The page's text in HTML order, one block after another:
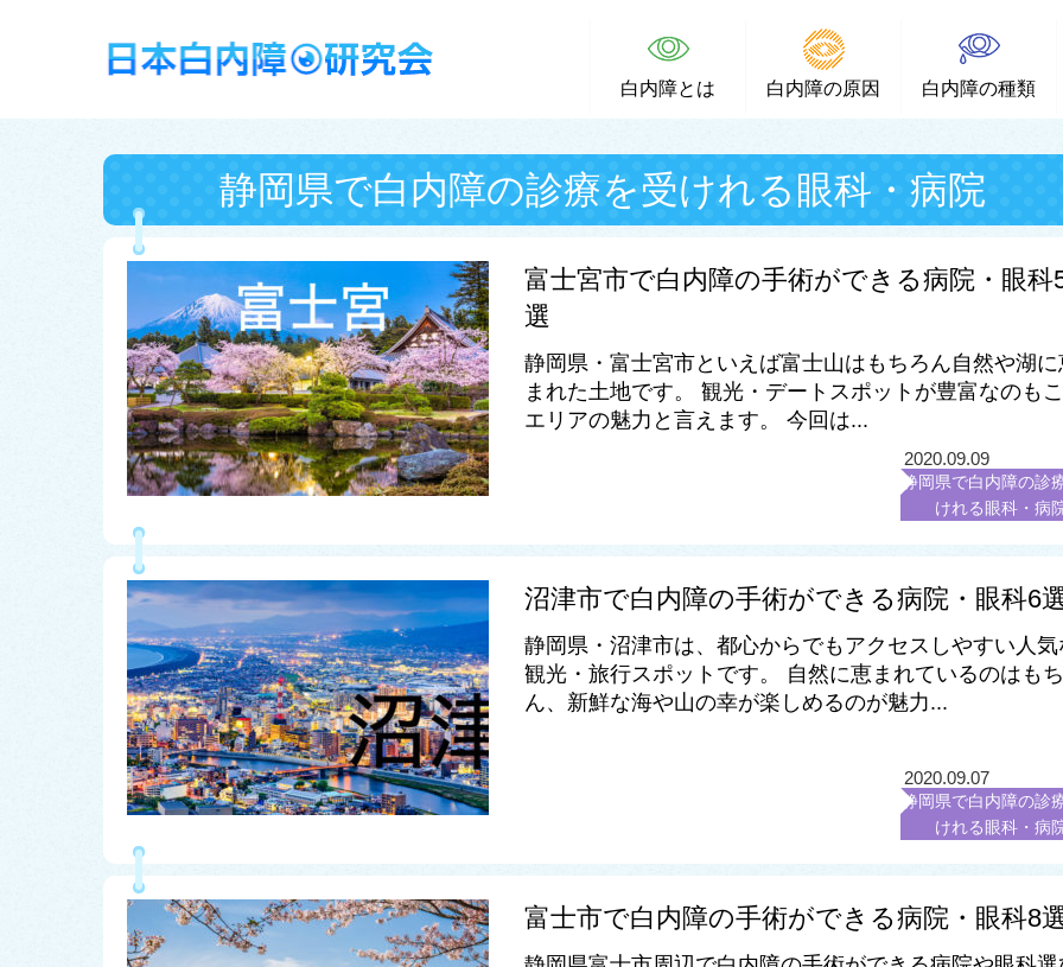
白内障とは 白内障の原因 白内障の種類
静岡県で白内障の診療を受けれる眼科・病院
富士宮市で白内障の手術ができる病院・眼科
選
静岡県・富士宮市といえば富士山はもちろん自然や湖に
まれた土地です。 観光・デートスポットが豊富なのも
エリアの魅力と言えます。 今回は...
2020.09.09
静岡県で白内障の診
けれる眼科・病
沼津市で白内障の手術ができる病院・眼科6
静岡県・沼津市は、都心からでもアクセスしやすい人気
観光・旅行スポットです。 自然に恵まれているのはも
ん、新鮮な海や山の幸が楽しめるのが魅力...
2020.09.07
静岡県で白内障の診
けれる眼科・病
富士市で白内障の手術ができる病院・眼科8